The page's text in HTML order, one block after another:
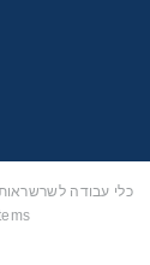
כלי עבודה